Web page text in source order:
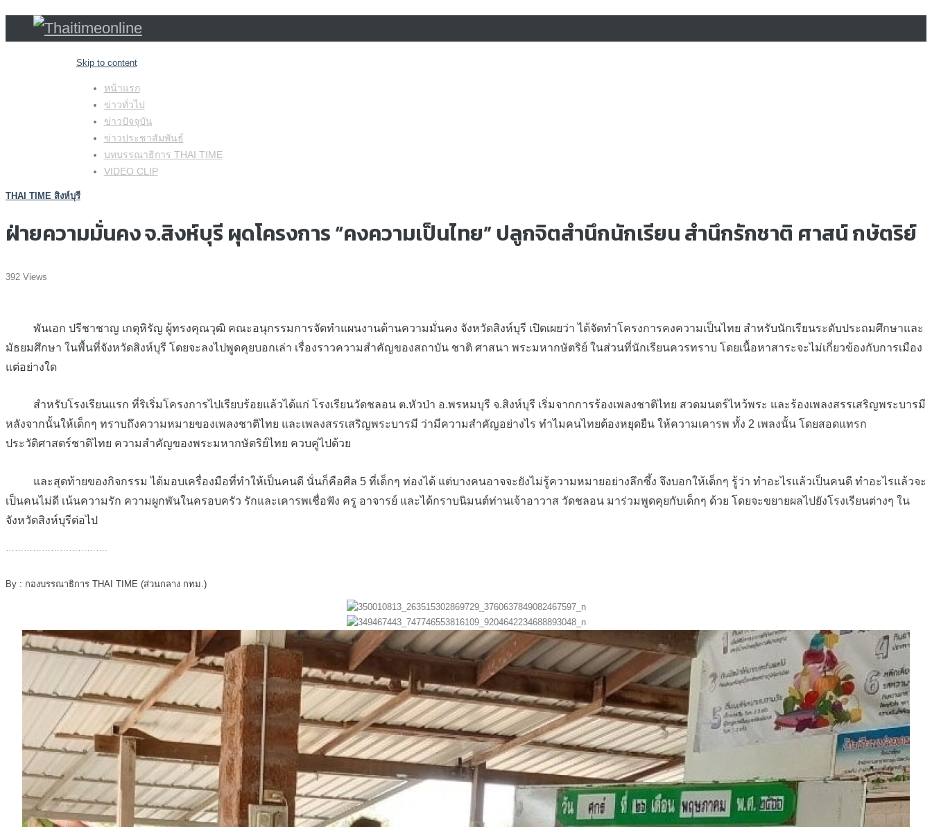
Skip to content
หน้าแรก
ข่าวทั่วไป
ข่าวปัจจุบัน
ข่าวประชาสัมพันธ์
บทบรรณาธิการ THAI TIME
VIDEO CLIP
THAI TIME สิงห์บุรี
ฝ่ายความมั่นคง จ.สิงห์บุรี ผุดโครงการ “คงความเป็นไทย” ปลูกจิตสำนึกนักเรียน สำนึกรักชาติ ศาสน์ กษัตริย์
392 Views
พันเอก ปรีชาชาญ เกตุหิรัญ ผู้ทรงคุณวุฒิ คณะอนุกรรมการจัดทำแผนงานด้านความมั่นคง จังหวัดสิงห์บุรี เปิดเผยว่า ได้จัดทำโครงการคงความเป็นไทย สำหรับนักเรียนระดับประถมศึกษาและ
มัธยมศึกษา ในพื้นที่จังหวัดสิงห์บุรี โดยจะลงไปพูดคุยบอกเล่า เรื่องราวความสำคัญของสถาบัน ชาติ ศาสนา พระมหากษัตริย์ ในส่วนที่นักเรียนควรทราบ โดยเนื้อหาสาระจะไม่เกี่ยวข้องกับการเมือง
แต่อย่างใด
สำหรับโรงเรียนแรก ที่ริเริ่มโครงการไปเรียบร้อยแล้วได้แก่ โรงเรียนวัดชลอน ต.หัวป่า อ.พรหมบุรี จ.สิงห์บุรี เริ่มจากการร้องเพลงชาติไทย สวดมนตร์ไหว้พระ และร้องเพลงสรรเสริญพระบารมี
หลังจากนั้นให้เด็กๆ ทราบถึงความหมายของเพลงชาติไทย และเพลงสรรเสริญพระบารมี ว่ามีความสำคัญอย่างไร ทำไมคนไทยต้องหยุดยืน ให้ความเคารพ ทั้ง 2 เพลงนั้น โดยสอดแทรก
ประวัติศาสตร์ชาติไทย ความสำคัญของพระมหากษัตริย์ไทย ควบคู่ไปด้วย
และสุดท้ายของกิจกรรม ได้มอบเครื่องมือที่ทำให้เป็นคนดี นั่นก็คือศีล 5 ที่เด็กๆ ท่องได้ แต่บางคนอาจจะยังไม่รู้ความหมายอย่างลึกซึ้ง จึงบอกให้เด็กๆ รู้ว่า ทำอะไรแล้วเป็นคนดี ทำอะไรแล้วจะ
เป็นคนไม่ดี เน้นความรัก ความผูกพันในครอบครัว รักและเคารพเชื่อฟัง ครู อาจารย์ และได้กราบนิมนต์ท่านเจ้าอาวาส วัดชลอน มาร่วมพูดคุยกับเด็กๆ ด้วย โดยจะขยายผลไปยังโรงเรียนต่างๆ ใน
จังหวัดสิงห์บุรีต่อไป
…………………………….
By : กองบรรณาธิการ THAI TIME (ส่วนกลาง กทม.)